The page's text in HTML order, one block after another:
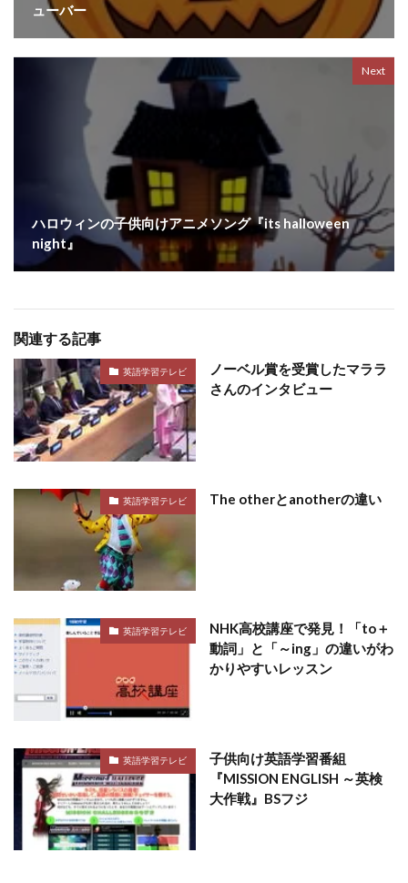
ューバー
Next
ハロウィンの子供向けアニメソング『its halloween
night』
関連する記事
英語学習テレビ
ノーベル賞を受賞したマララ
さんのインタビュー
英語学習テレビ The otherとanotherの違い
英語学習テレビ
NHK高校講座で発見！「to＋
動詞」と「～ing」の違いがわ
かりやすいレッスン
英語学習テレビ
子供向け英語学習番組
『MISSION ENGLISH ～英検
大作戦』BSフジ